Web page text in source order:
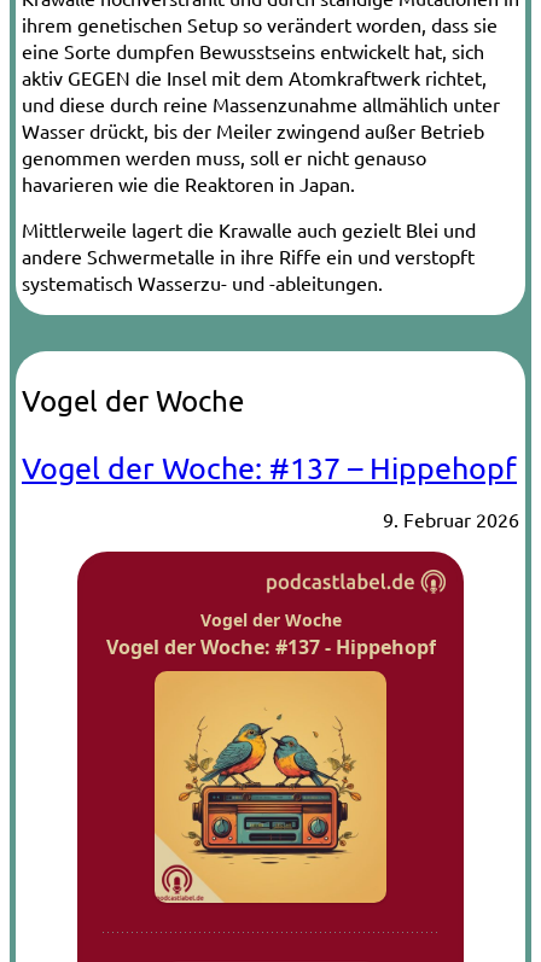
ihrem genetischen Setup so verändert worden, dass sie
eine Sorte dumpfen Bewusstseins entwickelt hat, sich
aktiv GEGEN die Insel mit dem Atomkraftwerk richtet,
und diese durch reine Massenzunahme allmählich unter
Wasser drückt, bis der Meiler zwingend außer Betrieb
genommen werden muss, soll er nicht genauso
havarieren wie die Reaktoren in Japan.
Mittlerweile lagert die Krawalle auch gezielt Blei und
andere Schwermetalle in ihre Riffe ein und verstopft
systematisch Wasserzu- und -ableitungen.
Vogel der Woche
Vogel der Woche: #137 – Hippehopf
9. Februar 2026